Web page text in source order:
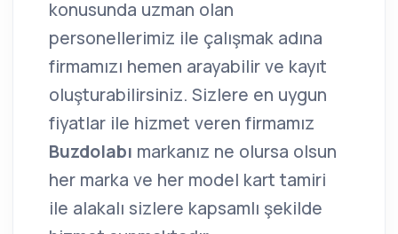
konusunda uzman olan
personellerimiz ile çalışmak adına
firmamızı hemen arayabilir ve kayıt
oluşturabilirsiniz. Sizlere en uygun
fiyatlar ile hizmet veren firmamız
Buzdolabı markanız ne olursa olsun
her marka ve her model kart tamiri
ile alakalı sizlere kapsamlı şekilde